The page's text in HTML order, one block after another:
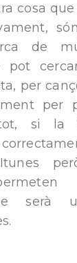
cosa
de
pot
per
per
si la
serà